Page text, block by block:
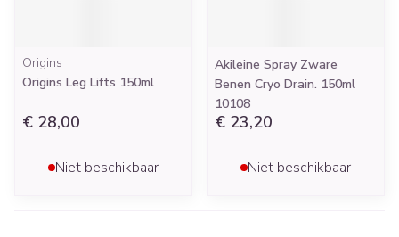
Origins
Origins Leg Lifts 150ml
€ 28,00
Niet beschikbaar
Akileine Spray Zware
Benen Cryo Drain. 150ml
10108
€ 23,20
Niet beschikbaar